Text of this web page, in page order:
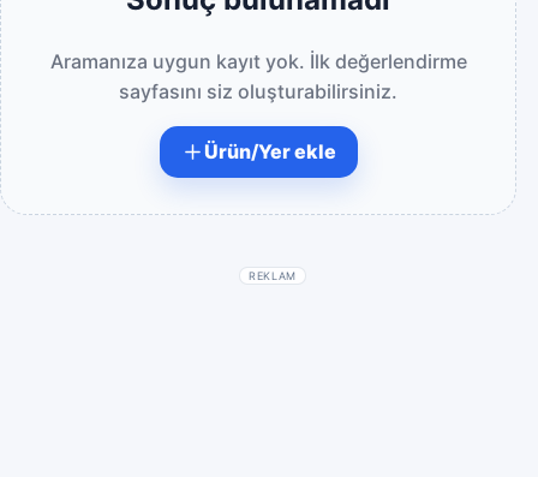
Aramanıza uygun kayıt yok. İlk değerlendirme
sayfasını siz oluşturabilirsiniz.
Ürün/Yer ekle
REKLAM